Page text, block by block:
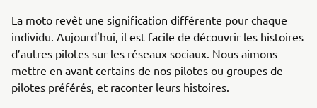
La moto revêt une signification différente pour chaque
individu. Aujourd'hui, il est facile de découvrir les histoires
d’autres pilotes sur les réseaux sociaux. Nous aimons
mettre en avant certains de nos pilotes ou groupes de
pilotes préférés, et raconter leurs histoires.